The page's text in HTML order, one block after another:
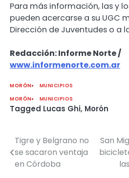
Para más información, las y
pueden acercarse a su UGC
Dirección de Juventudes o a
Redacción: Informe Norte /
www.informenorte.com.ar
MORÓN
MUNICIPIOS
MORÓN
MUNICIPIOS
Tagged Lucas Ghi, Morón
Navegación
de
Tigre y Belgrano no
se sacaron ventaja
en Córdoba
San